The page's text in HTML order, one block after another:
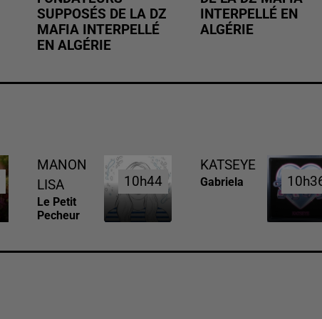
SUPPOSÉS DE LA DZ
MAFIA INTERPELLÉ
EN ALGÉRIE
INTERPELLÉ EN
ALGÉRIE
MANON
LISA
Le Petit
Pecheur
10h44
10h44
KATSEYE
Gabriela